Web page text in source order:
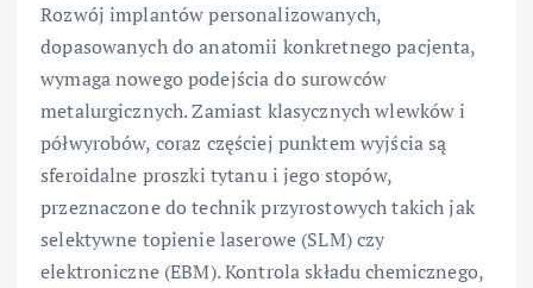
Rozwój implantów personalizowanych,
dopasowanych do anatomii konkretnego pacjenta,
wymaga nowego podejścia do surowców
metalurgicznych. Zamiast klasycznych wlewków i
półwyrobów, coraz częściej punktem wyjścia są
sferoidalne proszki tytanu i jego stopów,
przeznaczone do technik przyrostowych takich jak
selektywne topienie laserowe (SLM) czy
elektroniczne (EBM). Kontrola składu chemicznego,